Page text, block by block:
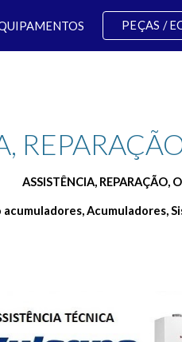
PEÇAS /
ASSISTÊNCIA, REPARAÇÃO,
Acumuladores,